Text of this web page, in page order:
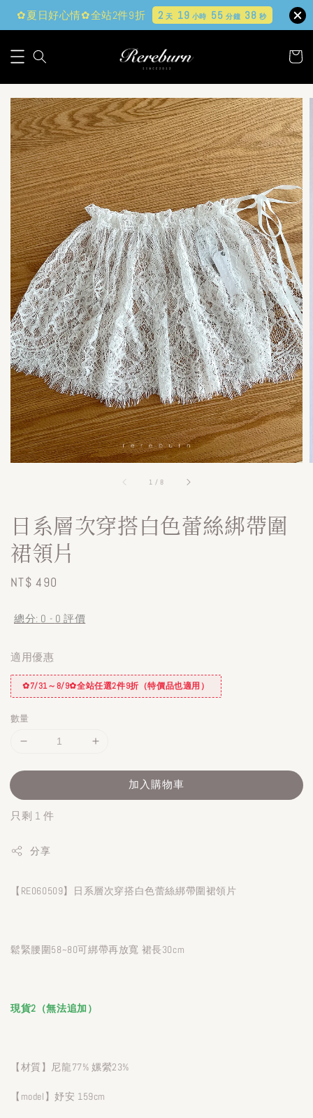
✿夏日好心情✿全站2件9折 2天 19 小時 55 分鐘 37 秒
1 /8
日系層次穿搭白色蕾絲綁帶圍
裙領片
Regular
NT$ 490
總分: 0 - 0 評價
適用優惠
✿7/31～8/9✿全站任選2件9折（特價品也適用）
數量
加入購物車
只剩 1 件
分享
【RE060509】日系層次穿搭白色蕾絲綁帶圍裙領片
鬆緊腰圍58~80可綁帶再放寬 裙長30cm
現貨2（無法追加）
【材質】尼龍77% 嫘縈23%
【model】妤安 159cm